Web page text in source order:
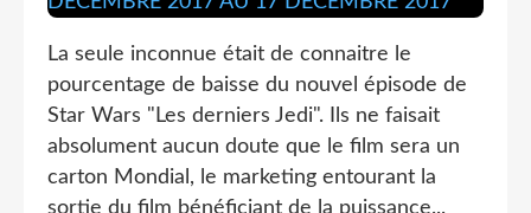
La seule inconnue était de connaitre le
pourcentage de baisse du nouvel épisode de
Star Wars "Les derniers Jedi". Ils ne faisait
absolument aucun doute que le film sera un
carton Mondial, le marketing entourant la
sortie du film bénéficiant de la puissance...